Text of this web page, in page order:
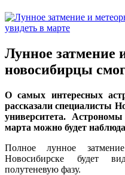
Лунное затмение
новосибирцы
О самых интересных
рассказали специалисты
университета.
марта можно будет
Полное лунное
Новосибирске будет
полутеневую фазу.